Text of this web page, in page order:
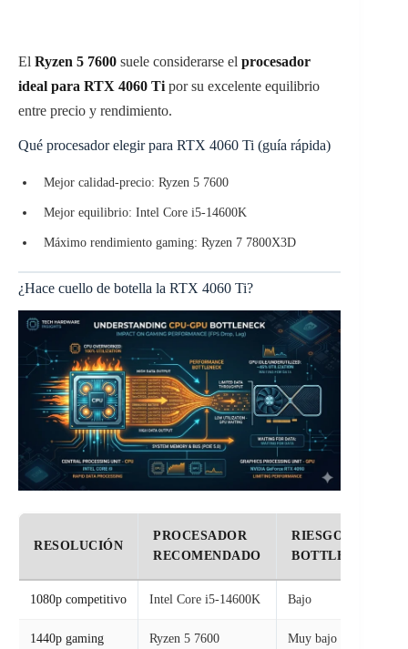
El Ryzen 5 7600 suele considerarse el procesador
ideal para RTX 4060 Ti por su excelente equilibrio
entre precio y rendimiento.
Qué procesador elegir para RTX 4060 Ti (guía rápida)
Mejor calidad-precio: Ryzen 5 7600
Mejor equilibrio: Intel Core i5-14600K
Máximo rendimiento gaming: Ryzen 7 7800X3D
¿Hace cuello de botella la RTX 4060 Ti?
RESOLUCIÓN
PROCESADOR
RECOMENDADO
RIESGO DE
BOTTLENECK
1080p competitivo Intel Core i5-14600K Bajo
1440p gaming Ryzen 5 7600 Muy bajo